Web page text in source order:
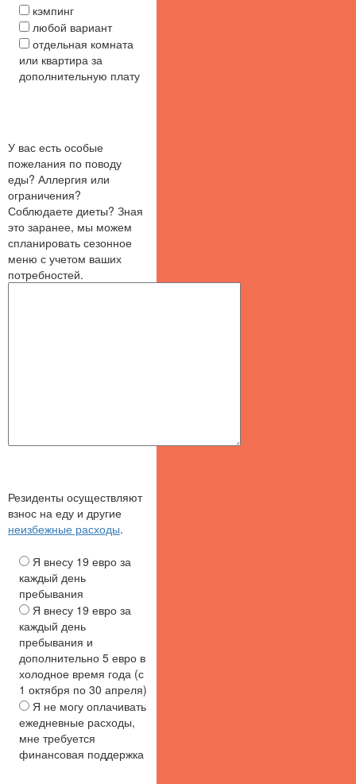
кэмпинг
любой вариант
отдельная комната
или квартира за
дополнительную плату
У вас есть особые
пожелания по поводу
еды? Аллергия или
ограничения?
Соблюдаете диеты? Зная
это заранее, мы можем
спланировать сезонное
меню с учетом ваших
потребностей.
Резиденты осуществляют
взнос на еду и другие
неизбежные расходы.
Я внесу 19 евро за
каждый день
пребывания
Я внесу 19 евро за
каждый день
пребывания и
дополнительно 5 евро в
холодное время года (с
1 октября по 30 апреля)
Я не могу оплачивать
ежедневные расходы,
мне требуется
финансовая поддержка